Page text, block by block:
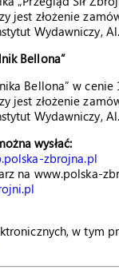
jest złożenie
Wydawniczy,
Bellona”
Bellona” w cenie
jest złożenie
Wydawniczy,
wysłać:
zbrojna.pl
na www.polska-
w tym